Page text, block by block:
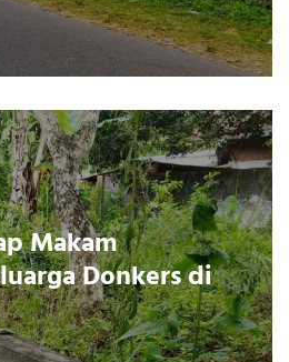
Makam
Donkers di